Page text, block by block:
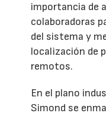
importancia de
colaboradoras
del sistema y
localización de
remotos.
En el plano
Simond se